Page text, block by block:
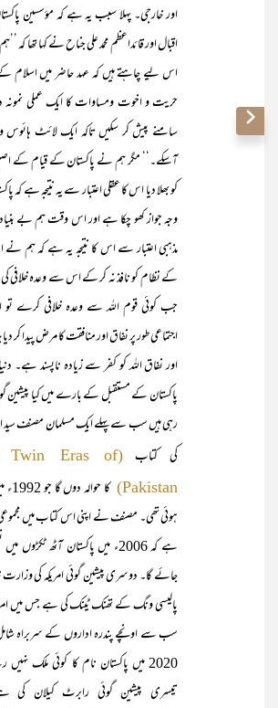
اور خارجی۔ پہلا سبب یہ ہے کہ مؤسسین
اقبال اور قائداعظم محمد علی جناح نے کہا تھا کہ
اس لیے چاہتے ہیں کہ عہد حاضر میں اسلام
حریت و اخوت ومساوات کا ایک عملی نمونہ
سامنے پیش کر سکیں تاکہ ایک لائٹ ہائوس
آسکے۔‘‘ مگر ہم نے پاکستان کے قیام کے
کو بھلا دیا اس کا عقلی اعتبار سے یہ نتیجہ ہے کہ
وجہ جواز کھو چکا ہے اور اس وقت ہم بے
مذہبی اعتبار سے اس کا نتیجہ یہ ہے کہ ہم نے
کے نظام کو نافذ نہ کر کے اس سے وعدہ خلافی
جب کوئی قوم اللہ سے وعدہ خلافی کرے
اجتماعی طور پر نفاق اور منافقت کا مرض پیدا کر
اور نفاق اللہ کو کفر سے زیادہ ناپسند ہے۔
پاکستان کے مستقبل کے بارے میں کیا پیشین
رہی ہیں سب سے پہلے ایک مسلمان مصنف سید
کی کتاب
Twin Eras of
Pakistan)
کا
ہوئی تھی۔ مصنف نے اپنی اس کتاب میں مجموعی
ہے کہ 2006ء میں پاکستان آٹھ ٹکڑوں
جائے گا۔ دوسری پیشین گوئی امریکہ کی وزارت
پالیسی ونگ کے تھنک ٹینک کی ہے جس میں
سب سے اونچے پندرہ اداروں کے سربراہ
2020 میں پاکستان نام کا کوئی ملک
تیسری پیشین گوئی رابرٹ کیلان